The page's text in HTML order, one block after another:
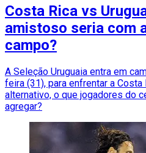
Costa Rica vs
amistoso seria com
campo?
A Seleção Uruguaia entra em
feira (31), para enfrentar a Costa
alternativo, o que jogadores do
agregar?